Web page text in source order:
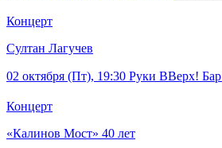
Концерт
Султан Лагучев
02 октября (Пт), 19:30 Руки ВВерх! Бар
Концерт
«Калинов Мост» 40 лет